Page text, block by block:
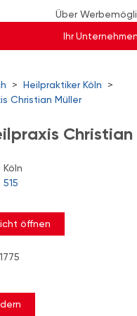
Über
Ihr
> Heilpraktiker Köln
>
Christian Müller
Christian
öffnen